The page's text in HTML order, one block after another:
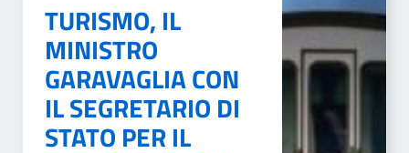
TURISMO, IL
MINISTRO
GARAVAGLIA CON
IL SEGRETARIO DI
STATO PER IL